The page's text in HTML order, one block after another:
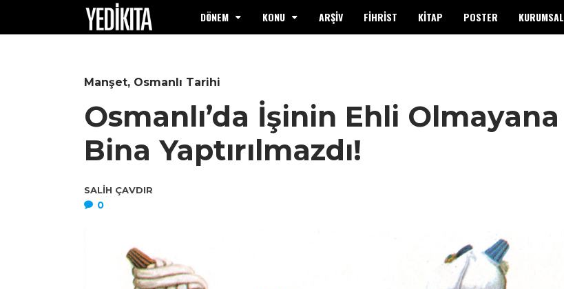
DÖNEM KONU ARŞİV FİHRİST KİTAP POSTER KURUMSAL
Manşet, Osmanlı Tarihi
Osmanlı’da İşinin Ehli Olmayana
Bina Yaptırılmazdı!
SALIH ÇAVDIR
0